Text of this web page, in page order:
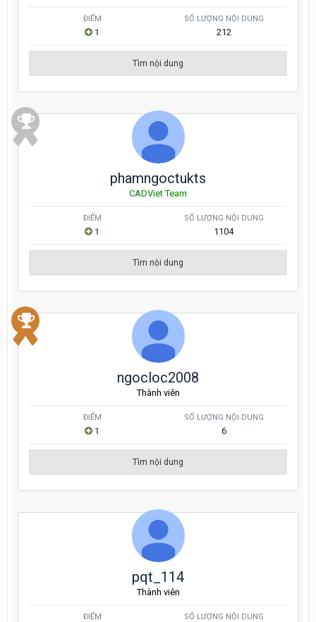
ĐIỂM
1
SỐ LƯỢNG NỘI DUNG
212
Tìm nội dung
phamngoctukts
CADViet Team
ĐIỂM
1
SỐ LƯỢNG NỘI DUNG
1104
Tìm nội dung
ngocloc2008
Thành viên
ĐIỂM
1
SỐ LƯỢNG NỘI DUNG
6
Tìm nội dung
pqt_114
Thành viên
ĐIỂM SỐ LƯỢNG NỘI DUNG